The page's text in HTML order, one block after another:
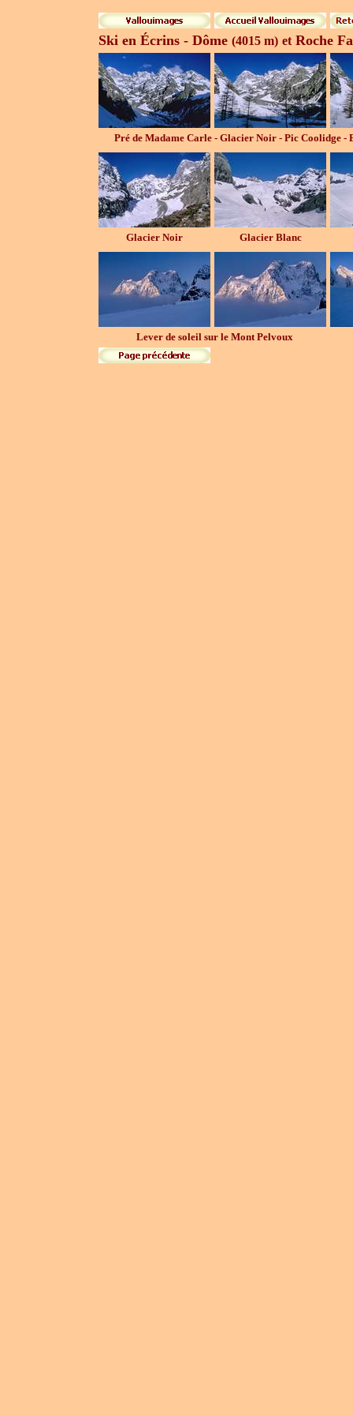
Ski en Écrins - Dôme (4015 m) etRoche
Pré de Madame Carle - Glacier Noir - Pic Coolidge -
Glacier Noir Glacier Blanc
Lever de soleil sur le Mont Pelvoux